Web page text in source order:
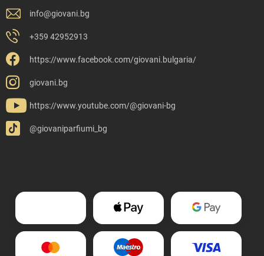
info@giovani.bg
+359 42952913
https://www.facebook.com/giovani.bulgaria/
giovani.bg
https://www.youtube.com/@giovani-bg
@giovaniparfiumi_bg